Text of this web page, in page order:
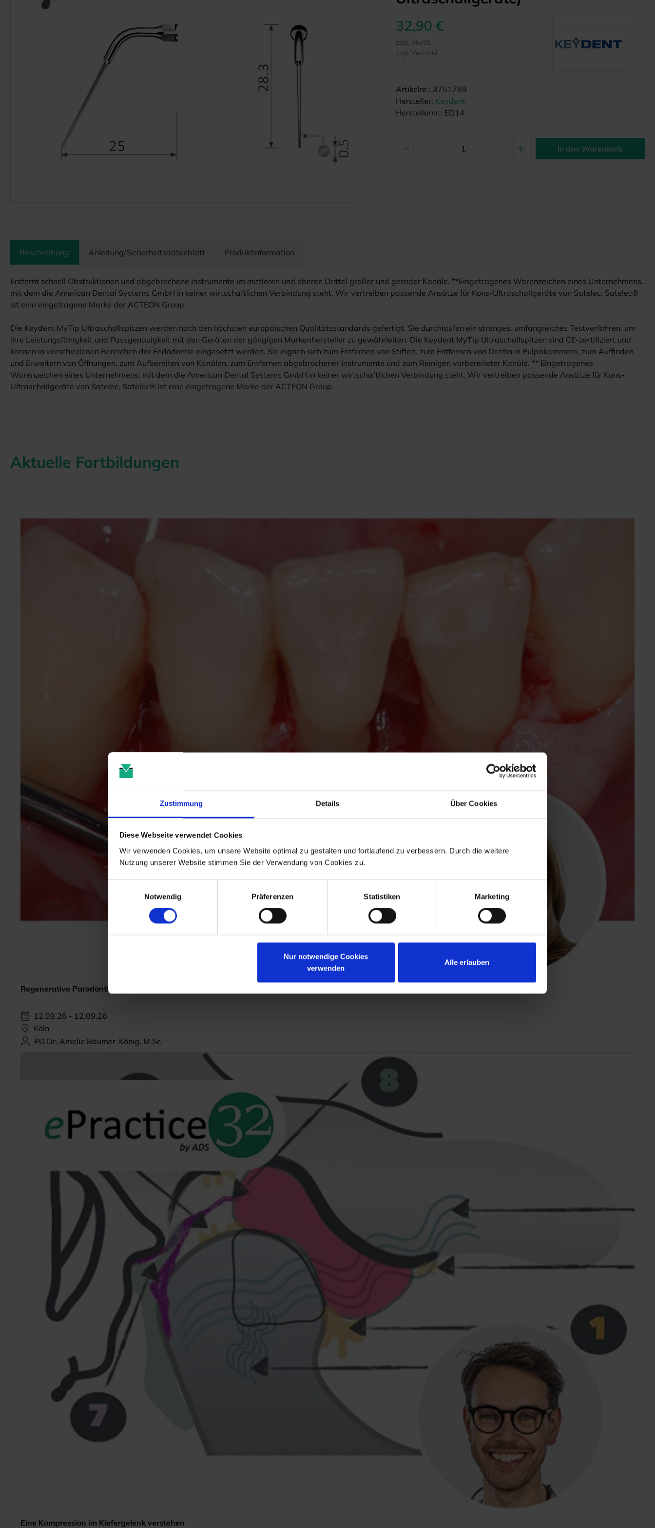
Zustimmung Details Über Cookies
Diese Webseite verwendet Cookies
Wir verwenden Cookies, um unsere Website optimal zu gestalten und fortlaufend zu verbessern. Durch die weitere
Nutzung unserer Website stimmen Sie der Verwendung von Cookies zu.
Notwendig
Präferenzen Statistiken Marketing
Nur notwendige Cookies
verwenden
Alle erlauben
32,90 €
zzgl. MwSt.
zzgl. Versand
Artikelnr.: 3751789
Hersteller: Keydent
Herstellernr.: ED14
In den Warenkorb
Beschreibung Anleitung/Sicherheitsdatenblatt Produktinformation
Entfernt schnell Obstruktionen und abgebrochene Instrumente im mittleren und oberen Drittel großer und gerader Kanäle. **Eingetragenes Warenzeichen eines Unternehmens,
mit dem die American Dental Systems GmbH in keiner wirtschaftlichen Verbindung steht. Wir vertreiben passende Ansätze für Kons-Ultraschallgeräte von Satelec. Satelec®
ist eine eingetragene Marke der ACTEON Group.
Die Keydent MyTip Ultraschallspitzen werden nach den höchsten europäischen Qualitätsstandards gefertigt. Sie durchlaufen ein strenges, umfangreiches Testverfahren, um
ihre Leistungsfähigkeit und Passgenauigkeit mit den Geräten der gängigen Markenhersteller zu gewährleiten. Die Keydent MyTip Ultraschallspitzen sind CE-zertifiziert und
können in verschiedenen Bereichen der Endodontie eingesetzt werden. Sie eignen sich zum Entfernen von Stiften, zum Entfernen von Dentin in Pulpakammern, zum Auffinden
und Erweitern von Öffnungen, zum Aufbereiten von Kanälen, zum Entfernen abgebrochener Instrumente und zum Reinigen vorbereiteter Kanäle. ** Eingetragenes
Warenzeichen eines Unternehmens, mit dem die American Dental Systems GmbH in keiner wirtschaftlichen Verbindung steht. Wir vertreiben passende Ansätze für Kons-
Ultraschallgeräte von Satelec. Satelec® ist eine eingetragene Marke der ACTEON Group.
Aktuelle Fortbildungen
Regenerative Parodontitis-Therapie
12.09.26 - 12.09.26
Köln
PD Dr. Amelie Bäumer-König, M.Sc.
Eine Kompression im Kiefergelenk verstehen